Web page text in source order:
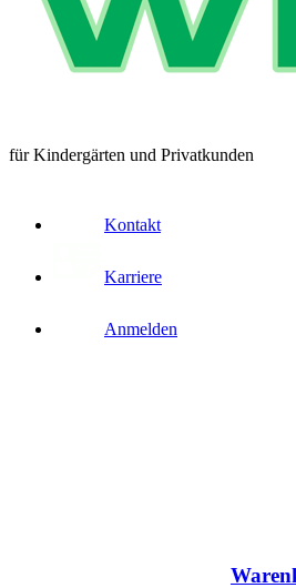
für Kindergärten und Privatkunden
Kontakt
Karriere
Anmelden